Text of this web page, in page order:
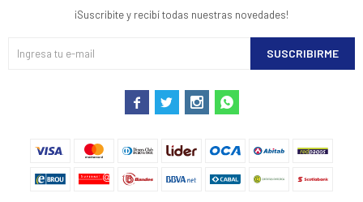
¡Suscribite y recibí todas nuestras novedades!
SUSCRIBIRME
   